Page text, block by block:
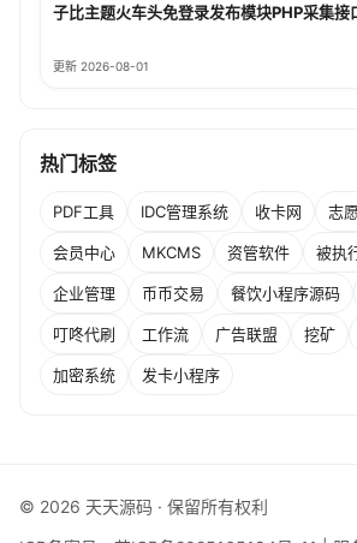
子比主题火车头免登录发布模块PHP采集接
更新 2026-08-01
热门标签
PDF工具 IDC管理系统 收卡网 志
会员中心 MKCMS 资管软件 被执
企业管理 币币交易 餐饮小程序源码
叮咚代刷 工作流 广告联盟 挖矿
加密系统 发卡小程序
© 2026 天天源码 · 保留所有权利